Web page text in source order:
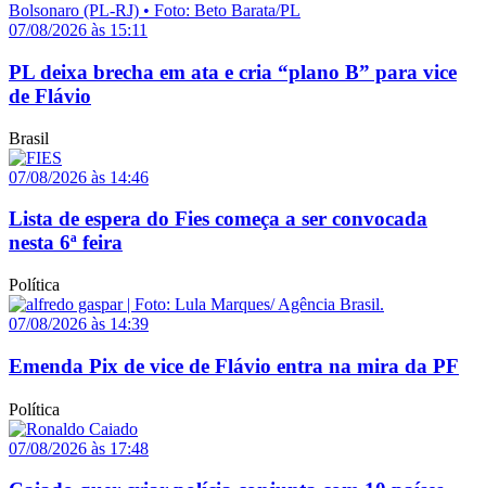
07/08/2026 às 15:11
PL deixa brecha em ata e cria “plano B” para vice
de Flávio
Brasil
07/08/2026 às 14:46
Lista de espera do Fies começa a ser convocada
nesta 6ª feira
Política
07/08/2026 às 14:39
Emenda Pix de vice de Flávio entra na mira da PF
Política
07/08/2026 às 17:48